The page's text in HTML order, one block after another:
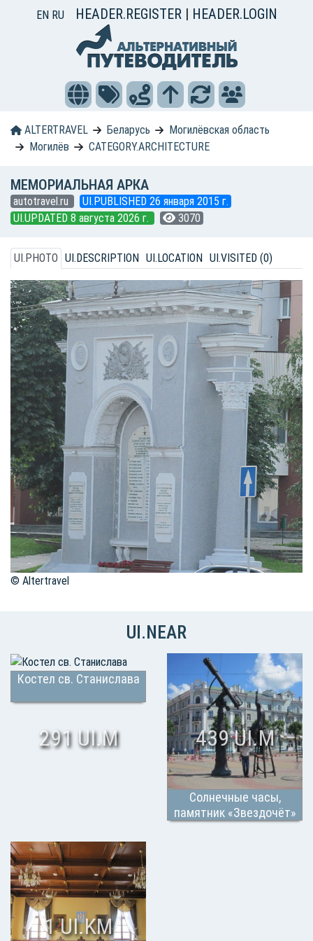
EN RU HEADER.REGISTER | HEADER.LOGIN
ALTERTRAVEL Беларусь
Могилёвская область
Могилёв
CATEGORY.ARCHITECTURE
МЕМОРИАЛЬНАЯ АРКА
autotravel.ru
UI.PUBLISHED 26 января 2015 г.
UI.UPDATED 8 августа 2026 г.
3070
UI.PHOTO UI.DESCRIPTION UI.LOCATION UI.VISITED (0)
© Altertravel
UI.NEAR
Костел св. Станислава
291 UI.M
Солнечные часы,
памятник «Звездочёт»
439 UI.M
1 UI.KM